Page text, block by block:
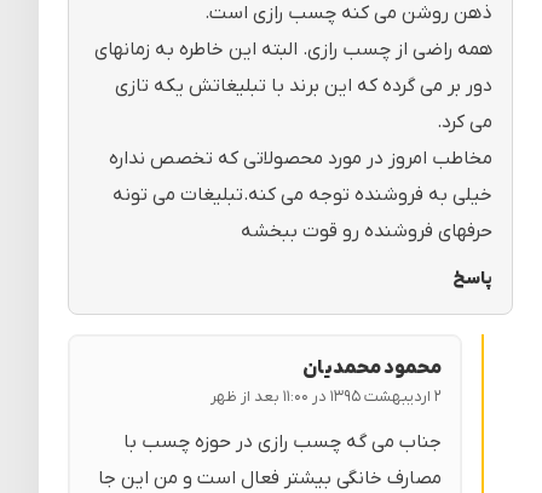
ذهن روشن می کنه چسب رازی است.
همه راضی از چسب رازی. البته این خاطره به زمانهای
دور بر می گرده که این برند با تبلیغاتش یکه تازی
می کرد.
مخاطب امروز در مورد محصولاتی که تخصص نداره
خیلی به فروشنده توجه می کنه.تبلیغات می تونه
حرفهای فروشنده رو قوت ببخشه
پاسخ
محمود محمدیان
۲ اردیبهشت ۱۳۹۵ در ۱۱:۰۰ بعد از ظهر
جناب می گه چسب رازی در حوزه چسب با
مصارف خانگی بیشتر فعال است و من این جا